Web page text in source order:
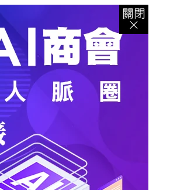
登入｜註冊｜會員中心 結帳
出版｜電子書 ｜客服中心｜ 智慧型立体會員